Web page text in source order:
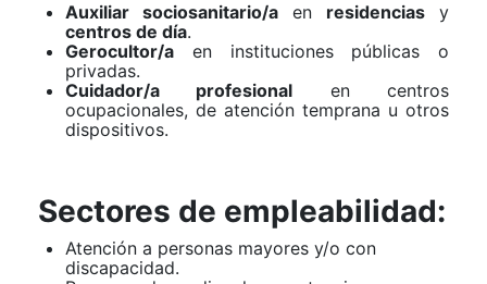
Auxiliar sociosanitario/a en residencias y
centros de día.
Gerocultor/a en instituciones públicas o
privadas.
Cuidador/a profesional en centros
ocupacionales, de atención temprana u otros
dispositivos.
Sectores de empleabilidad:
Atención a personas mayores y/o con
discapacidad.